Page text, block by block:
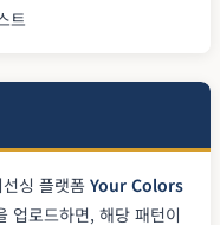
트
싱 플랫폼 Your Colors
업로드하면, 해당 패턴이